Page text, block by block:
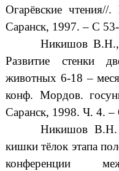
Огарёвские чтения//
Саранск, 1997. – С
Никишов
Развитие стенки
животных 6-18 –
конф. Мордов.
Саранск, 1998. Ч. 4.
Никишов В.Н.
кишки тёлок этапа
конференции